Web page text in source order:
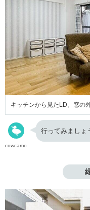
キッチンから見たLD。窓の
cowcamo
行ってみましょ